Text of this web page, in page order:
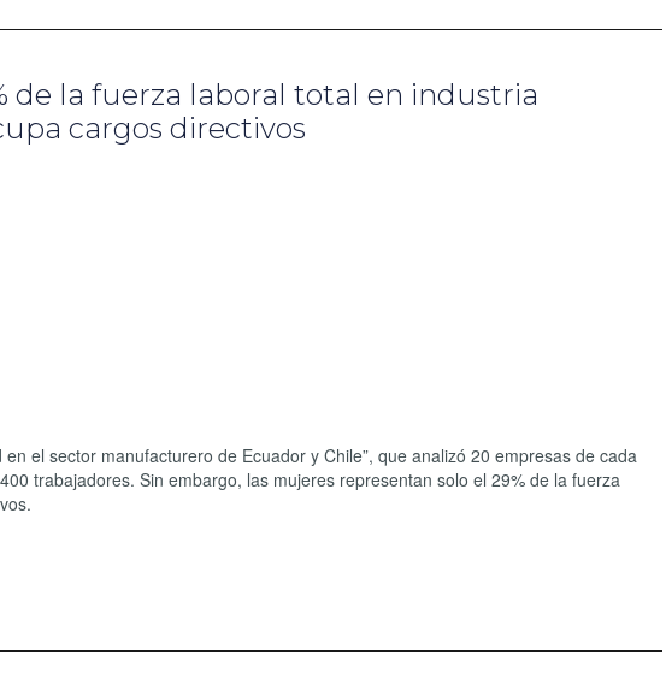
de la fuerza laboral total en industria
cargos directivos
el sector manufacturero de Ecuador y Chile”, que analizó 20 empresas de cada
trabajadores. Sin embargo, las mujeres representan solo el 29% de la fuerza